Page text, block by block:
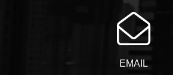
EMAIL